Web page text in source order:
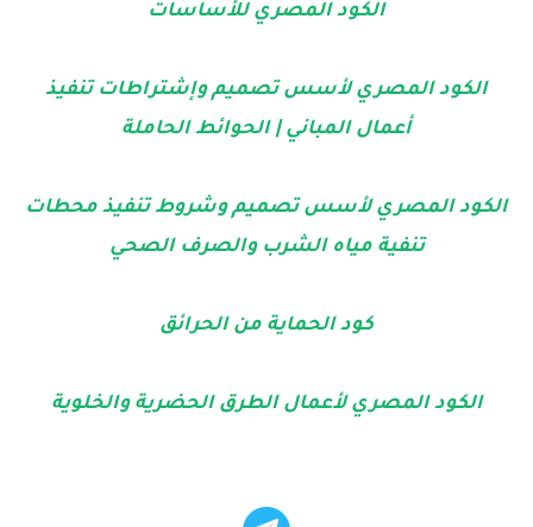
الكود المصري للأساسات
الكود المصري لأسس تصميم وإشتراطات تنفيذ
أعمال المباني | الحوائط الحاملة
الكود المصري لأسس تصميم وشروط تنفيذ محطات
تنفية مياه الشرب والصرف الصحي
كود الحماية من الحرائق
الكود المصري لأعمال الطرق الحضرية والخلوية